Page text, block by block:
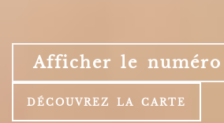
Afficher le numéro
DÉCOUVREZ LA CARTE